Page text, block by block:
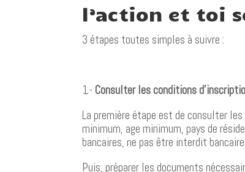
l’action et toi
3 étapes toutes simples à suivre :
1-Consulter les conditions
La première étape est de consulter
minimum, age minimum, pays de
bancaires, ne pas être interdit
Puis, préparer les documents